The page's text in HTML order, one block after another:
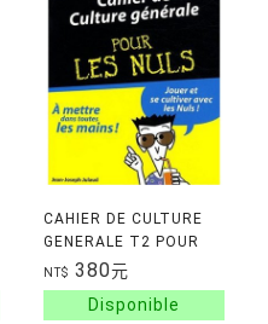
CAHIER DE CULTURE
GENERALE T2 POUR
LES NULS
NT$ 380元